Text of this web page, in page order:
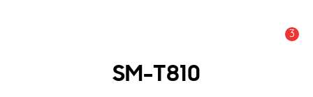
3
SM-T810